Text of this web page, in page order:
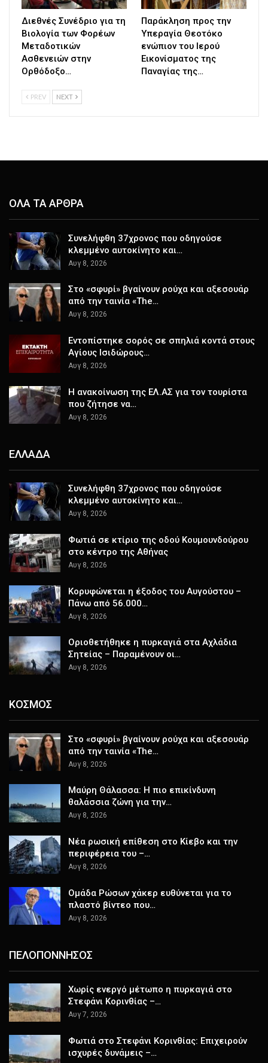
Διεθνές Συνέδριο για τη
Βιολογία των Φορέων
Μεταδοτικών
Ασθενειών στην
Ορθόδοξο…
Παράκληση προς την
Υπεραγία Θεοτόκο
ενώπιον του Ιερού
Εικονίσματος της
Παναγίας της…
PREV NEXT
ΟΛΑ ΤΑ ΑΡΘΡΑ
Συνελήφθη 37χρονος που οδηγούσε
κλεμμένο αυτοκίνητο και…
Αυγ 8, 2026
Στο «σφυρί» βγαίνουν ρούχα και αξεσουάρ
από την ταινία «The…
Αυγ 8, 2026
Εντοπίστηκε σορός σε σπηλιά κοντά στους
Αγίους Ισιδώρους…
Αυγ 8, 2026
Η ανακοίνωση της ΕΛ.ΑΣ για τον τουρίστα
που ζήτησε να…
Αυγ 8, 2026
ΕΛΛΑΔΑ
Συνελήφθη 37χρονος που οδηγούσε
κλεμμένο αυτοκίνητο και…
Αυγ 8, 2026
Φωτιά σε κτίριο της οδού Κουμουνδούρου
στο κέντρο της Αθήνας
Αυγ 8, 2026
Κορυφώνεται η έξοδος του Αυγούστου –
Πάνω από 56.000…
Αυγ 8, 2026
Οριοθετήθηκε η πυρκαγιά στα Αχλάδια
Σητείας – Παραμένουν οι…
Αυγ 8, 2026
ΚΟΣΜΟΣ
Στο «σφυρί» βγαίνουν ρούχα και αξεσουάρ
από την ταινία «The…
Αυγ 8, 2026
Μαύρη Θάλασσα: Η πιο επικίνδυνη
θαλάσσια ζώνη για την…
Αυγ 8, 2026
Nέα ρωσική επίθεση στο Κίεβο και την
περιφέρεια του –…
Αυγ 8, 2026
Ομάδα Ρώσων χάκερ ευθύνεται για το
πλαστό βίντεο που…
Αυγ 8, 2026
ΠΕΛΟΠΟΝΝΗΣΟΣ
Χωρίς ενεργό μέτωπο η πυρκαγιά στο
Στεφάνι Κορινθίας –…
Αυγ 7, 2026
Φωτιά στο Στεφάνι Κορινθίας: Επιχειρούν
ισχυρές δυνάμεις –…